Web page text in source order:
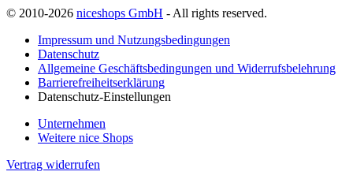
© 2010-2026 niceshops GmbH - All rights reserved.
Impressum und Nutzungsbedingungen
Datenschutz
Allgemeine Geschäftsbedingungen und Widerrufsbelehrung
Barrierefreiheitserklärung
Datenschutz-Einstellungen
Unternehmen
Weitere nice Shops
Vertrag widerrufen